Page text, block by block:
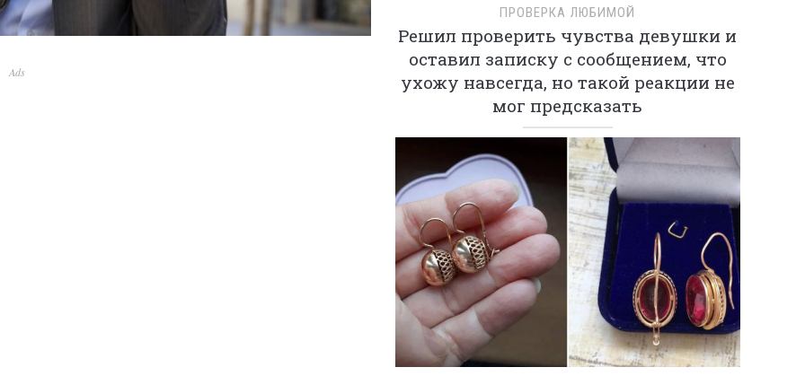
Ads
ПРОВЕРКА ЛЮБИМОЙ
Решил проверить чувства девушки и
оставил записку с сообщением, что
ухожу навсегда, но такой реакции не
мог предсказать